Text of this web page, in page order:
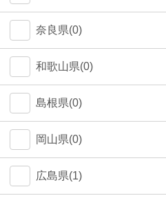
江東区(0)
奈良県(0)
和歌山県(0)
島根県(0)
岡山県(0)
広島県(1)